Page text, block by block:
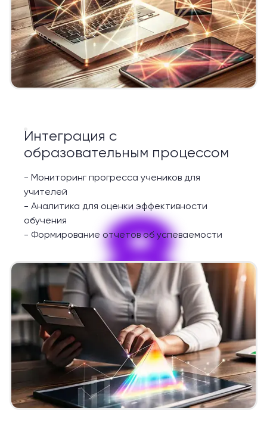
8
Интеграция с
образовательным процессом
- Мониторинг прогресса учеников для
учителей
- Аналитика для оценки эффективности
обучения
- Формирование отчетов об успеваемости